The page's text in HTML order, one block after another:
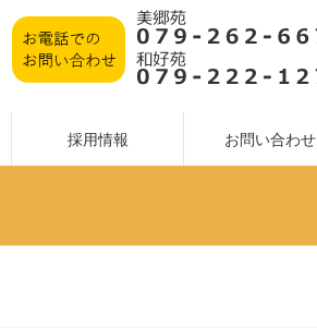
採用情報 お問い合わせ